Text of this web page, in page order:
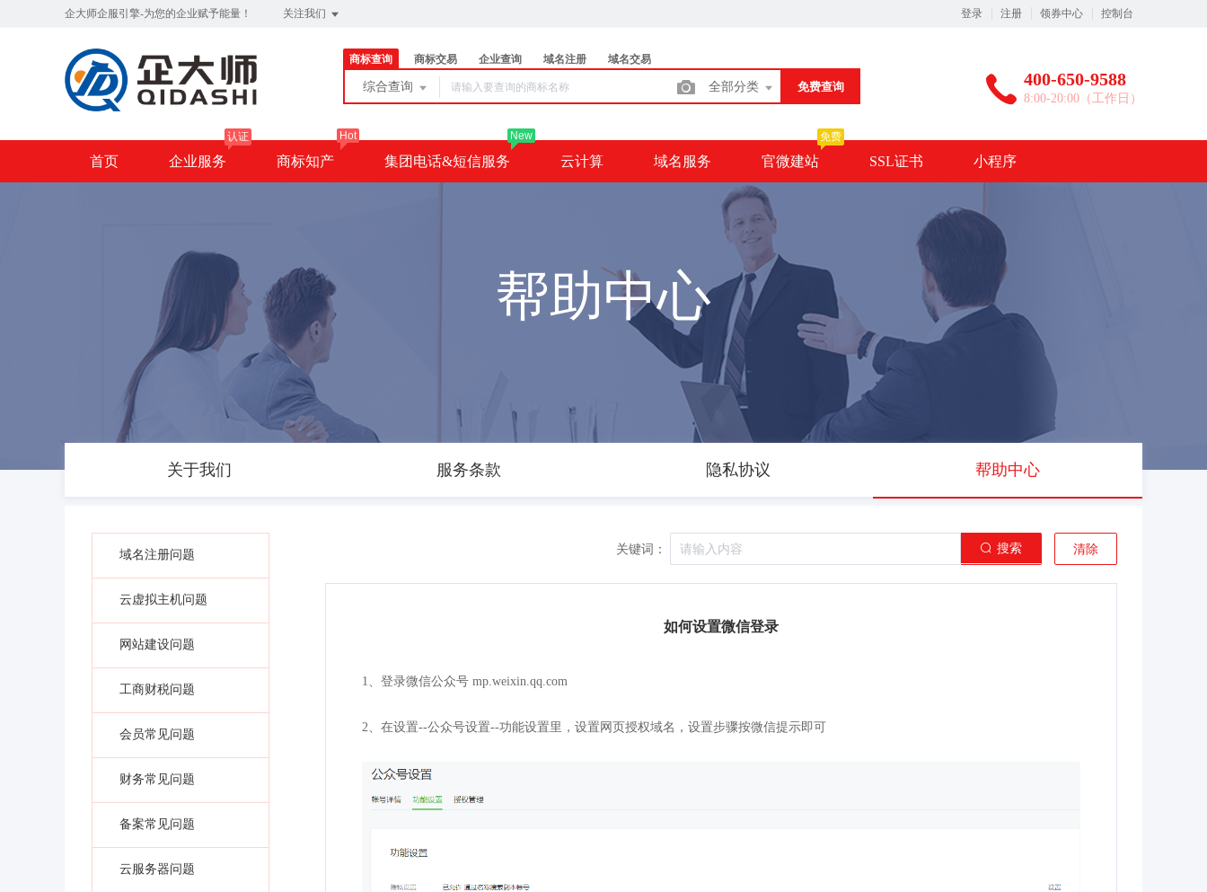
企大师企服引擎-为您的企业赋予能量！ 关注我们 登录 注册 领券中心 控制台
商标查询 商标交易 企业查询 域名注册 域名交易
综合查询 全部分类 免费查询 400-650-9588
8:00-20:00（工作日）
首页 企业服务
认证
商标知产
Hot
集团电话&短信服务
New
云计算 域名服务 官微建站
免费
SSL证书 小程序
帮助中心
关于我们 服务条款 隐私协议 帮助中心
域名注册问题
云虚拟主机问题
网站建设问题
工商财税问题
会员常见问题
财务常见问题
备案常见问题
云服务器问题
关键词： 搜索 清除
如何设置微信登录
1、登录微信公众号 mp.weixin.qq.com
2、在设置--公众号设置--功能设置里，设置网页授权域名，设置步骤按微信提示即可